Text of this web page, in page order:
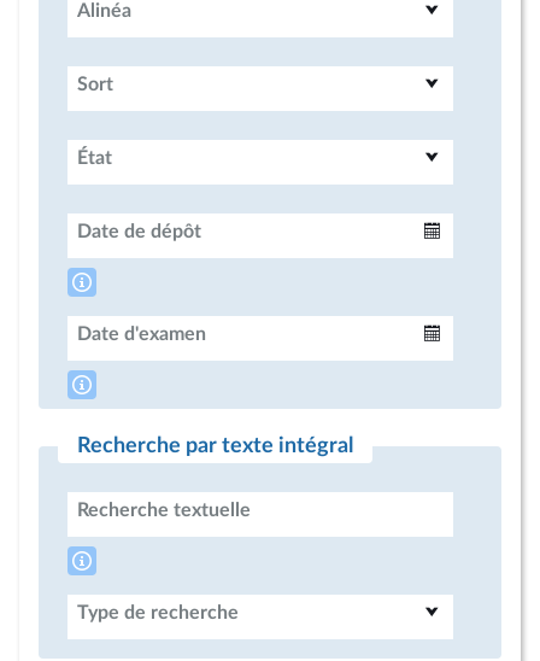
Alinéa
Sort
État
Date de dépôt
Date d'examen
Recherche par texte intégral
Recherche textuelle
Type de recherche